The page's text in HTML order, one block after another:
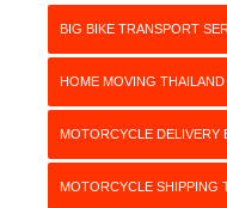
BIG BIKE TRANSPORT
HOME MOVING THAILAND
MOTORCYCLE DELIVERY
MOTORCYCLE SHIPPING